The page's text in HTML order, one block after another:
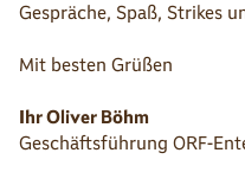
Gespräche, Spaß, Strikes
Mit besten Grüßen
Ihr Oliver Böhm
Geschäftsführung ORF-